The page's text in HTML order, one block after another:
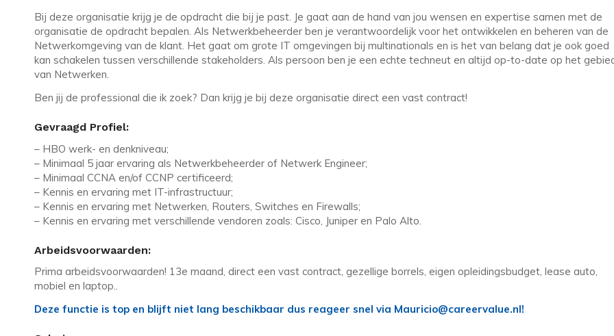
Bij deze organisatie krijg je de opdracht die bij je past. Je gaat aan de hand van jou wensen en expertise samen met de
organisatie de opdracht bepalen. Als Netwerkbeheerder ben je verantwoordelijk voor het ontwikkelen en beheren van de
Netwerkomgeving van de klant. Het gaat om grote IT omgevingen bij multinationals en is het van belang dat je ook goed
kan schakelen tussen verschillende stakeholders. Als persoon ben je een echte techneut en altijd op-to-date op het
van Netwerken.
Ben jij de professional die ik zoek? Dan krijg je bij deze organisatie direct een vast contract!
Gevraagd Profiel:
– HBO werk- en denkniveau;
– Minimaal 5 jaar ervaring als Netwerkbeheerder of Netwerk Engineer;
– Minimaal CCNA en/of CCNP certificeerd;
– Kennis en ervaring met IT-infrastructuur;
– Kennis en ervaring met Netwerken, Routers, Switches en Firewalls;
– Kennis en ervaring met verschillende vendoren zoals: Cisco, Juniper en Palo Alto.
Arbeidsvoorwaarden:
Prima arbeidsvoorwaarden! 13e maand, direct een vast contract, gezellige borrels, eigen opleidingsbudget, lease auto,
mobiel en laptop..
Deze functie is top en blijft niet lang beschikbaar dus reageer snel via Mauricio@careervalue.nl!